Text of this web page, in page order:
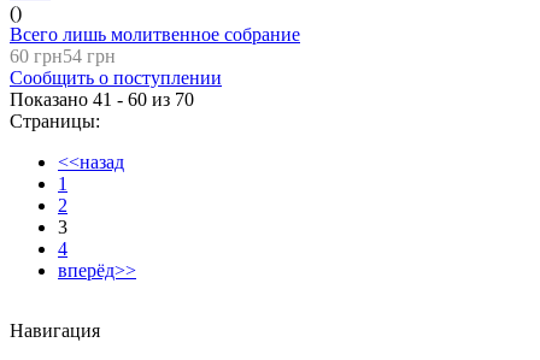
()
Всего лишь молитвенное собрание
60 грн54 грн
Сообщить о поступлении
Показано 41 - 60 из 70
Страницы:
<<назад
1
2
3
4
вперёд>>
Навигация